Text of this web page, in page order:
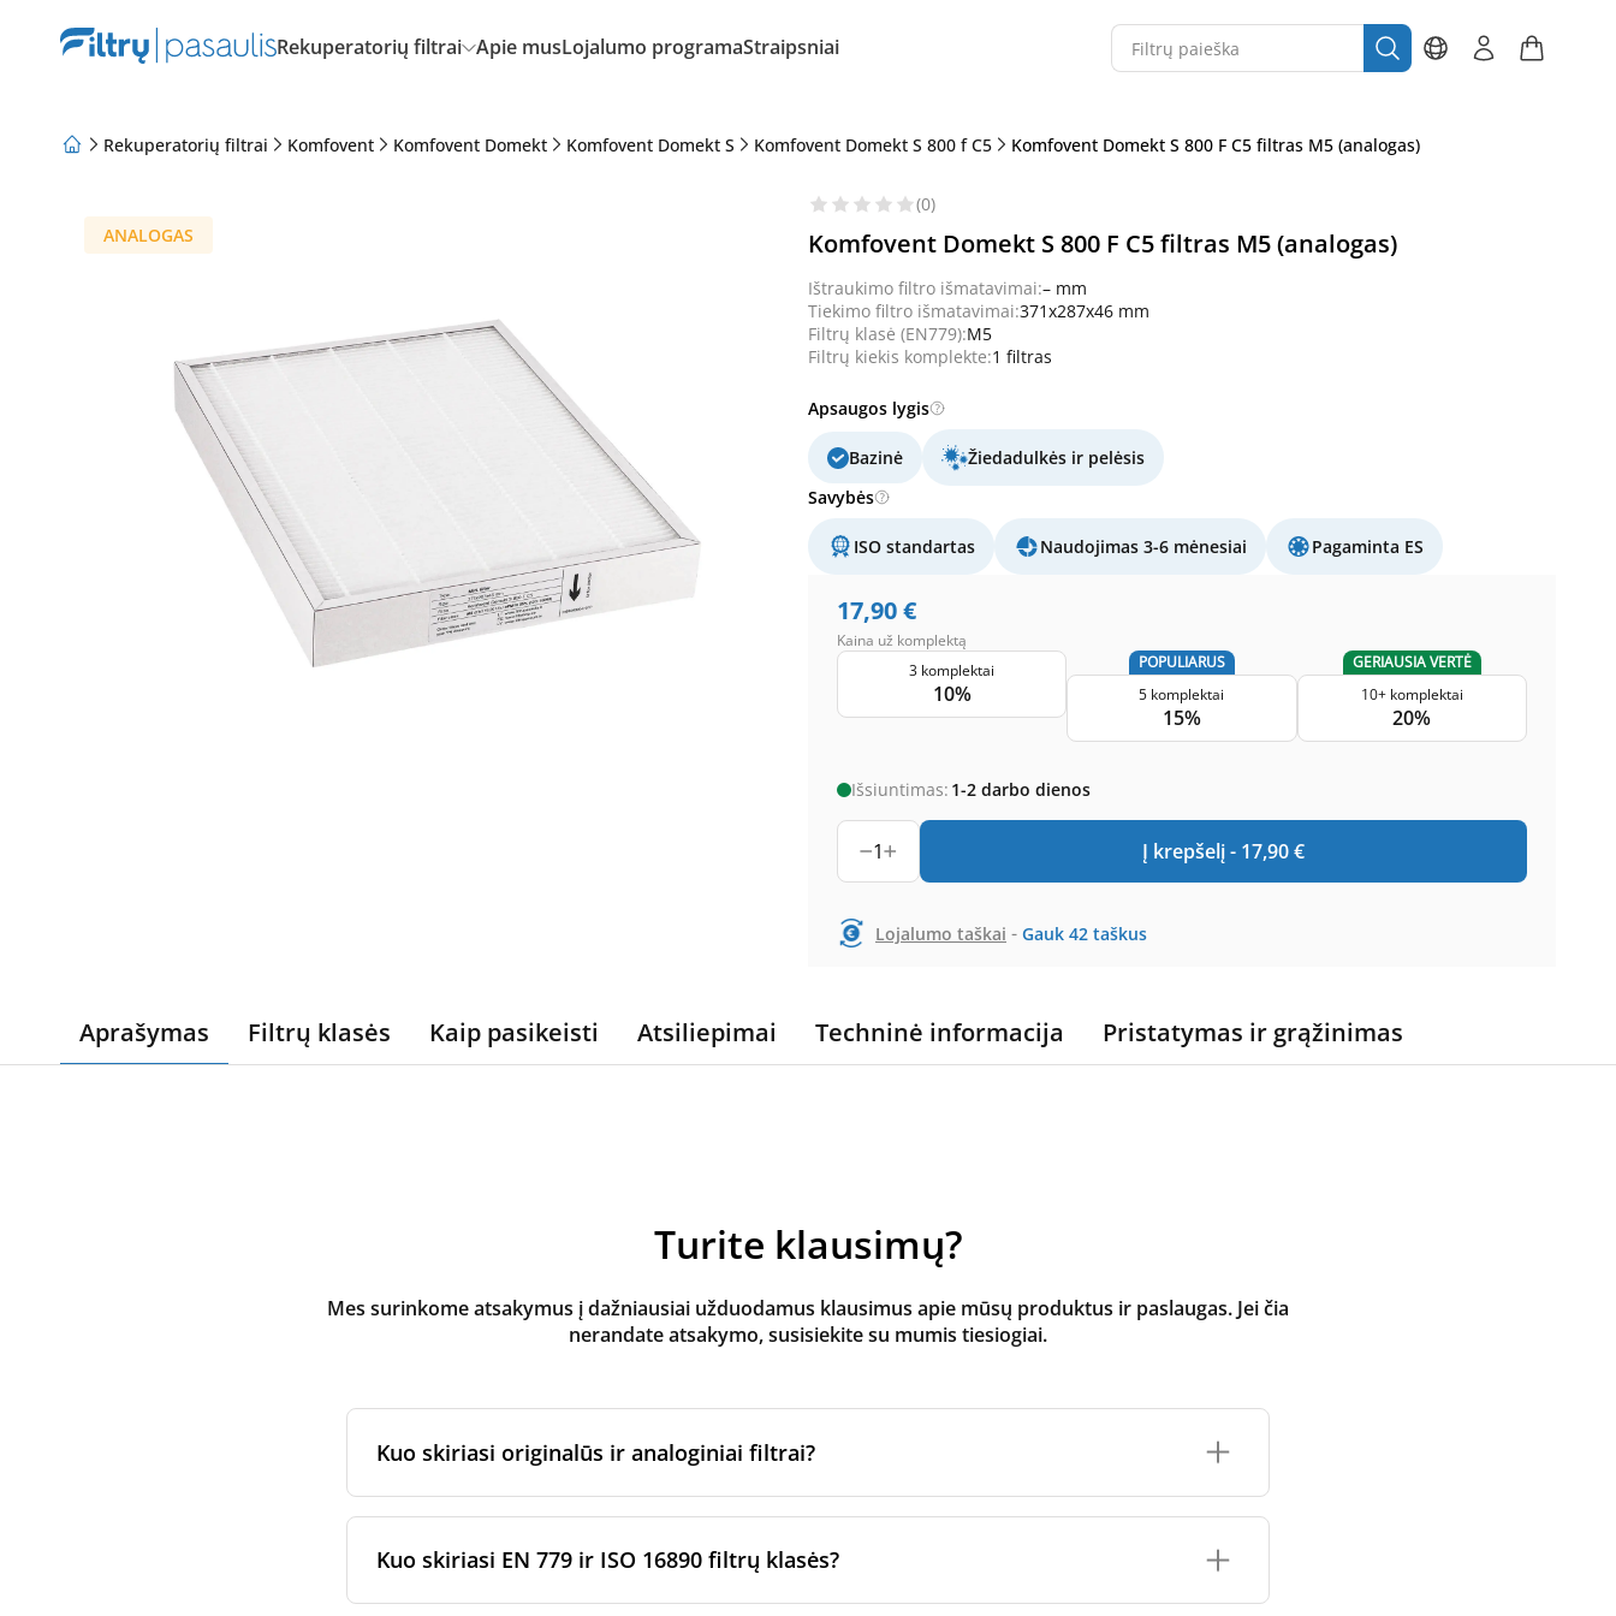
Rekuperatorių filtrai Apie musLojalumo programaStraipsniai
Rekuperatorių filtrai Komfovent Komfovent Domekt Komfovent Domekt S Komfovent Domekt S 800 f C5 Komfovent Domekt S 800 F C5 filtras M5 (analogas)
ANALOGAS
(0)
Komfovent Domekt S 800 F C5 filtras M5 (analogas)
Ištraukimo filtro išmatavimai:– mm
Tiekimo filtro išmatavimai:371x287x46 mm
Filtrų klasė (EN779):M5
Filtrų kiekis komplekte:1 filtras
Apsaugos lygis
Bazinė
Žiedadulkės ir pelėsis
Savybės
ISO standartas Naudojimas 3-6 mėnesiai Pagaminta ES
17,90€
Kaina už komplektą
3 komplektai
10%
POPULIARUS
5 komplektai
15%
GERIAUSIA VERTĖ
10+ komplektai
20%
Išsiuntimas: 1-2 darbo dienos
1 Į krepšelį - 17,90€
Lojalumo taškai - Gauk 42 taškus
Aprašymas Filtrų klasės Kaip pasikeisti Atsiliepimai Techninė informacija Pristatymas ir grąžinimas
Turite klausimų?
Mes surinkome atsakymus į dažniausiai užduodamus klausimus apie mūsų produktus ir paslaugas. Jei čia
nerandate atsakymo, susisiekite su mumis tiesiogiai.
Kuo skiriasi originalūs ir analoginiai filtrai?
arba jam skirtų filtrų per sertifikuotus gamybos partnerius. Jie laikosi konkrečių prekės ženklo
Kuo skiriasi EN 779 ir ISO 16890 filtrų klasės?